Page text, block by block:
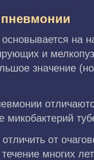
пневмонии
на
и
значение
микобактерий
от
многих